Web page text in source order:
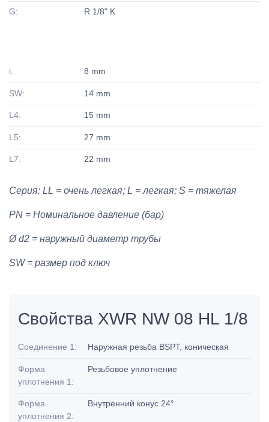
G: R 1/8" K
i: 8 mm
SW: 14 mm
L4: 15 mm
L5: 27 mm
L7: 22 mm
Серия: LL = очень легкая; L = легкая; S = тяжелая
PN = Номинальное давление (бар)
Ø d2 = наружный диаметр трубы
SW = размер под ключ
Свойства XWR NW 08 HL 1/8
Соединение 1: Наружная резьба BSPT, коническая
Форма
уплотнения 1:
Резьбовое уплотнение
Форма
уплотнения 2:
Внутренний конус 24°